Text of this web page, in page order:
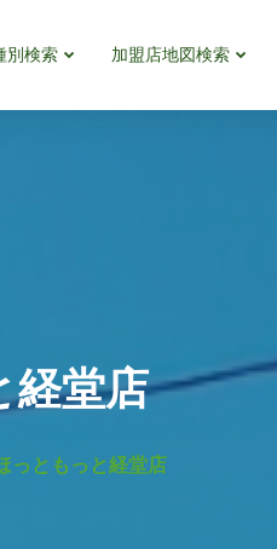
別検索 加盟店地図検索
経堂店
っともっと経堂店